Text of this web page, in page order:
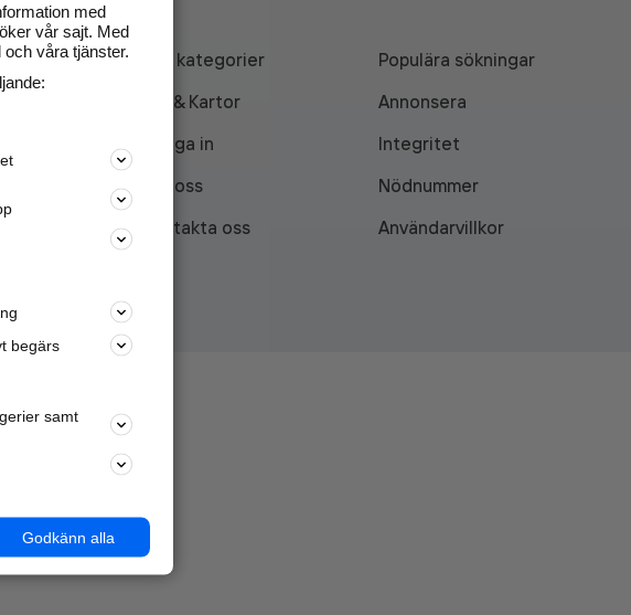
på
dig.
Alla kategorier
Populära sökningar
API & Kartor
Annonsera
Logga in
Integritet
Om oss
Nödnummer
Kontakta oss
Användarvillkor
med
vår sajt. Med
våra tjänster.
begärs
samt
Godkänn alla